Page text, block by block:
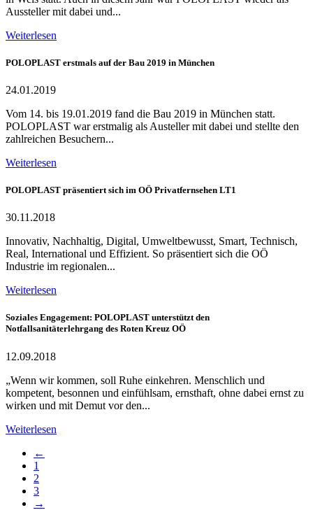
Aussteller mit dabei und...
Weiterlesen
POLOPLAST erstmals auf der Bau 2019 in München
24.01.2019
Vom 14. bis 19.01.2019 fand die Bau 2019 in München statt.
POLOPLAST war erstmalig als Austeller mit dabei und stellte den
zahlreichen Besuchern...
Weiterlesen
POLOPLAST präsentiert sich im OÖ Privatfernsehen LT1
30.11.2018
Innovativ, Nachhaltig, Digital, Umweltbewusst, Smart, Technisch,
Real, International und Effizient. So präsentiert sich die OÖ
Industrie im regionalen...
Weiterlesen
Soziales Engagement: POLOPLAST unterstützt den
Notfallsanitäterlehrgang des Roten Kreuz OÖ
12.09.2018
„Wenn wir kommen, soll Ruhe einkehren. Menschlich und
kompetent, besonnen und einfühlsam, ernsthaft, ohne dabei ernst zu
wirken und mit Demut vor den...
Weiterlesen
←
1
2
3
→